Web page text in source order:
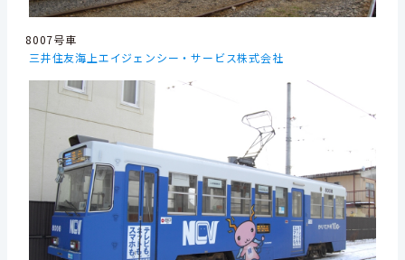
8007号車
三井住友海上エイジェンシー・サービス株式会社